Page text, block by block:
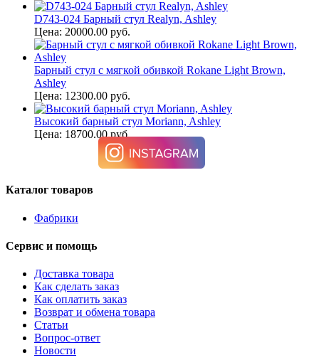
D743-024 Барный стул Realyn, Ashley
Цена: 20000.00 руб.
Барный стул с мягкой обивкой Rokane Light Brown,
Ashley
Цена: 12300.00 руб.
Высокий барный стул Moriann, Ashley
Цена: 18700.00 руб.
Каталог товаров
Фабрики
Сервис и помощь
Доставка товара
Как сделать заказ
Как оплатить заказ
Возврат и обмена товара
Статьи
Вопрос-ответ
Новости